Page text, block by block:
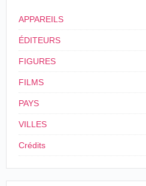
APPAREILS
ÉDITEURS
FIGURES
FILMS
PAYS
VILLES
Crédits